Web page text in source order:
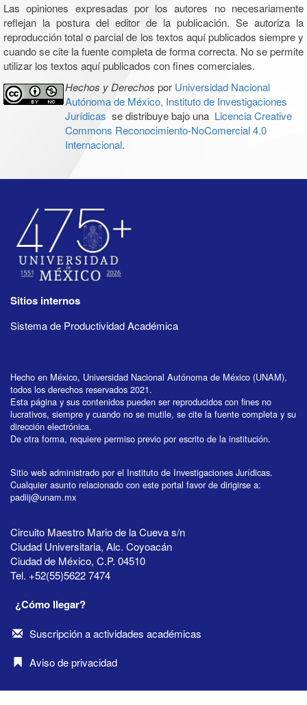
Las opiniones expresadas por los autores no necesariamente
reflejan la postura del editor de la publicación. Se autoriza la
reproducción total o parcial de los textos aquí publicados siempre y
cuando se cite la fuente completa de forma correcta. No se permite
utilizar los textos aquí publicados con fines comerciales.
Hechos y Derechos por Universidad Nacional
Autónoma de México, Instituto de Investigaciones
Jurídicas se distribuye bajo una Licencia Creative
Commons Reconocimiento-NoComercial 4.0
Internacional.
Sitios internos
Sistema de Productividad Académica
Hecho en México, Universidad Nacional Autónoma de México (UNAM),
todos los derechos reservados 2021.
Esta página y sus contenidos pueden ser reproducidos con fines no
lucrativos, siempre y cuando no se mutile, se cite la fuente completa y su
dirección electrónica.
De otra forma, requiere permiso previo por escrito de la institución.
Sitio web administrado por el Instituto de Investigaciones Jurídicas.
Cualquier asunto relacionado con este portal favor de dirigirse a:
padiij@unam.mx
Circuito Maestro Mario de la Cueva s/n
Ciudad Universitaria, Alc. Coyoacán
Ciudad de México, C.P. 04510
Tel. +52(55)5622 7474
¿Cómo llegar?
Suscripción a actividades académicas
Aviso de privacidad